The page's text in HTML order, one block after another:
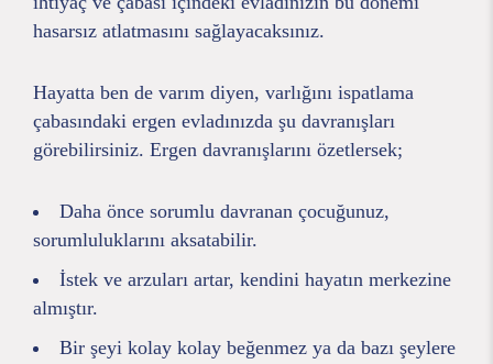
hasarsız atlatmasını sağlayacaksınız.
Hayatta ben de varım diyen, varlığını ispatlama
çabasındaki ergen evladınızda şu davranışları
görebilirsiniz. Ergen davranışlarını özetlersek;
Daha önce sorumlu davranan çocuğunuz,
sorumluluklarını aksatabilir.
İstek ve arzuları artar, kendini hayatın merkezine
almıştır.
Bir şeyi kolay kolay beğenmez ya da bazı şeylere